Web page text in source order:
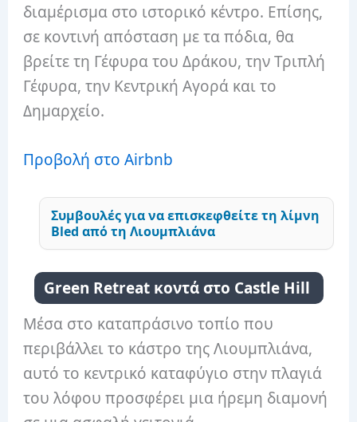
διαμέρισμα στο ιστορικό κέντρο. Επίσης,
σε κοντινή απόσταση με τα πόδια, θα
βρείτε τη Γέφυρα του Δράκου, την Τριπλή
Γέφυρα, την Κεντρική Αγορά και το
Δημαρχείο.
Προβολή στο Airbnb
Συμβουλές για να επισκεφθείτε τη λίμνη
Bled από τη Λιουμπλιάνα
Green Retreat κοντά στο Castle Hill
Μέσα στο καταπράσινο τοπίο που
περιβάλλει το κάστρο της Λιουμπλιάνα,
αυτό το κεντρικό καταφύγιο στην πλαγιά
του λόφου προσφέρει μια ήρεμη διαμονή